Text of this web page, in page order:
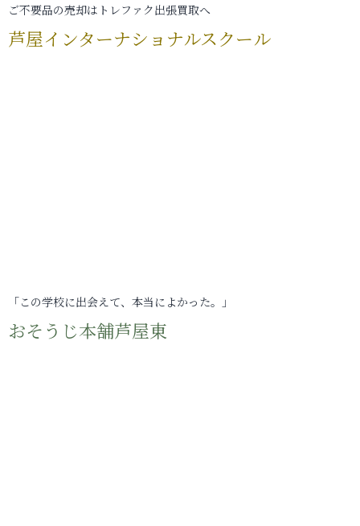
ご不要品の売却はトレファク出張買取へ
芦屋インターナショナルスクール
「この学校に出会えて、本当によかった。」
おそうじ本舗芦屋東